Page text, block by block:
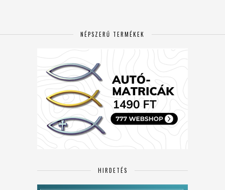
NÉPSZERŰ TERMÉKEK
HIRDETÉS